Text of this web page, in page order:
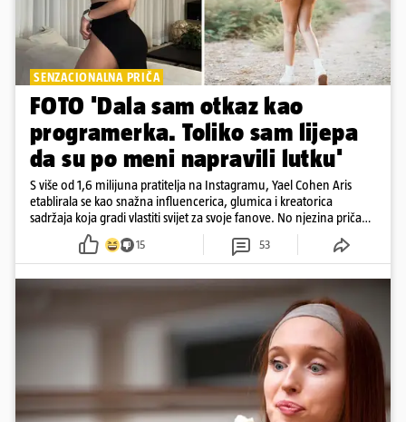
SENZACIONALNA PRIČA
FOTO 'Dala sam otkaz kao
programerka. Toliko sam lijepa
da su po meni napravili lutku'
S više od 1,6 milijuna pratitelja na Instagramu, Yael Cohen Aris
etablirala se kao snažna influencerica, glumica i kreatorica
sadržaja koja gradi vlastiti svijet za svoje fanove. No njezina priča
pokazuje da online slava dolazi i s neočekivanim izazovima
15 53